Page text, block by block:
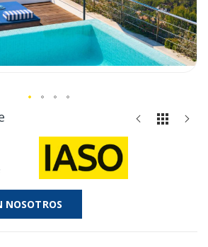
NOSOTROS